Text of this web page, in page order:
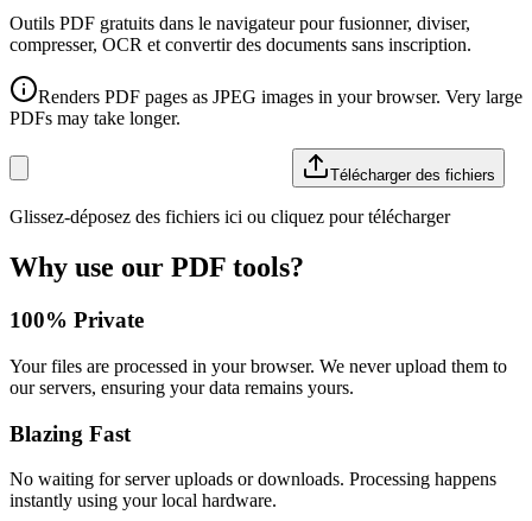
Outils PDF gratuits dans le navigateur pour fusionner, diviser,
compresser, OCR et convertir des documents sans inscription.
Renders PDF pages as JPEG images in your browser. Very large
PDFs may take longer.
Télécharger des fichiers
Glissez-déposez des fichiers ici ou cliquez pour télécharger
Why use our PDF tools?
100% Private
Your files are processed in your browser. We never upload them to
our servers, ensuring your data remains yours.
Blazing Fast
No waiting for server uploads or downloads. Processing happens
instantly using your local hardware.